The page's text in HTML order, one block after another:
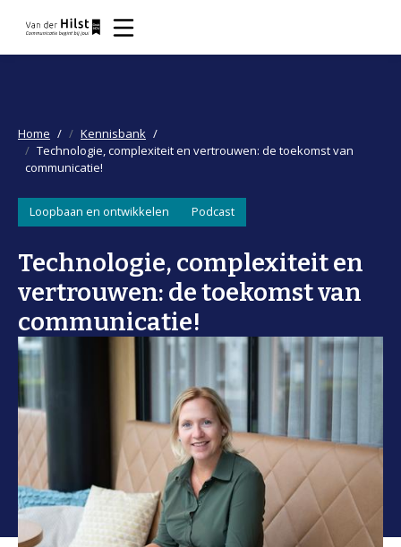
Home
Kennisbank
Technologie, complexiteit en vertrouwen: de toekomst van
communicatie!
Loopbaan en ontwikkelen Podcast
Technologie, complexiteit en
vertrouwen: de toekomst van
communicatie!